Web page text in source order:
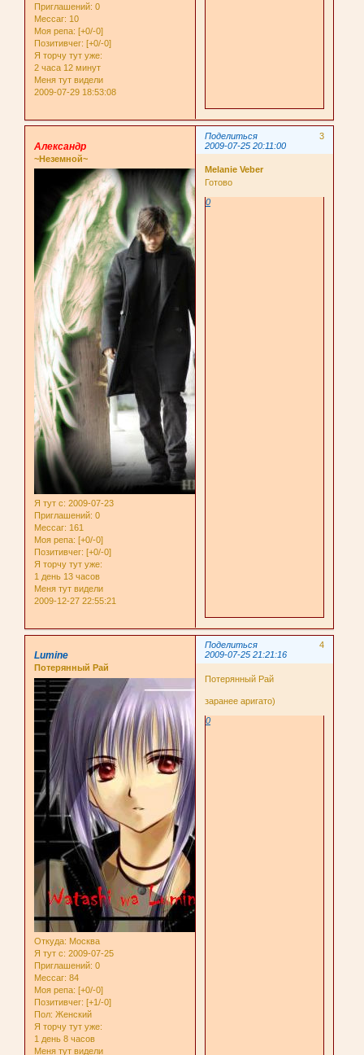
Приглашений: 0
Мессаг: 10
Моя репа: [+0/-0]
Позитивчег: [+0/-0]
Я торчу тут уже:
2 часа 12 минут
Меня тут видели
2009-07-29 18:53:08
Поделиться
3
2009-07-25 20:11:00
Александр
~Неземной~
Я тут с: 2009-07-23
Приглашений: 0
Мессаг: 161
Моя репа: [+0/-0]
Позитивчег: [+0/-0]
Я торчу тут уже:
1 день 13 часов
Меня тут видели
2009-12-27 22:55:21
Melanie Veber
Готово
0
Поделиться
4
2009-07-25 21:21:16
Lumine
Потерянный Рай
Откуда: Москва
Я тут с: 2009-07-25
Приглашений: 0
Мессаг: 84
Моя репа: [+0/-0]
Позитивчег: [+1/-0]
Пол: Женский
Я торчу тут уже:
1 день 8 часов
Меня тут видели
Потерянный Рай
заранее аригато)
0